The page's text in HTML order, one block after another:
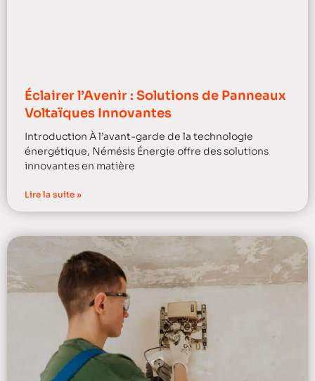
Éclairer l’Avenir : Solutions de Panneaux
Voltaïques Innovantes
Introduction À l’avant-garde de la technologie
énergétique, Némésis Énergie offre des solutions
innovantes en matière
Lire la suite »